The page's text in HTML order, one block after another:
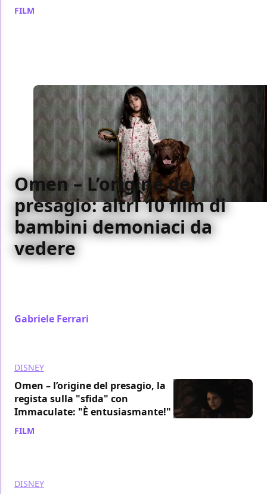
FILM
Omen – L’origine del
presagio: altri 10 film di
bambini demoniaci da
vedere
Gabriele Ferrari
DISNEY
Omen – l’origine del presagio, la
regista sulla "sfida" con
Immaculate: "È entusiasmante!"
FILM
DISNEY